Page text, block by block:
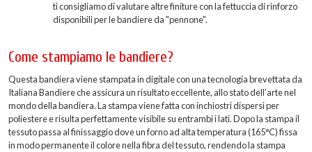
ti consigliamo di valutare altre finiture con la fettuccia di rinforzo
disponibili per le bandiere da "pennone".
Come stampiamo le bandiere?
Questa bandiera viene stampata in digitale con una tecnologia brevettata da
Italiana Bandiere che assicura un risultato eccellente, allo stato dell’arte nel
mondo della bandiera. La stampa viene fatta con inchiostri dispersi per
poliestere e risulta perfettamente visibile su entrambi i lati. Dopo la stampa il
tessuto passa al finissaggio dove un forno ad alta temperatura (165°C) fissa
in modo permanente il colore nella fibra del tessuto, rendendo la stampa